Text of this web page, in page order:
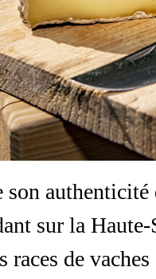
son
sur la
races de